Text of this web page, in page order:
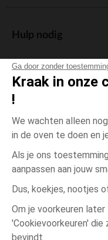
Ga door zonder
Kraak in onze
!
We wachten alleen
in de oven te doen en
Als je ons
aanpassen aan jouw
Dus, koekjes, nootjes
Om je voorkeuren
'Cookievoorkeuren'
bevindt.
Oranje Oranje
Hulp nodig